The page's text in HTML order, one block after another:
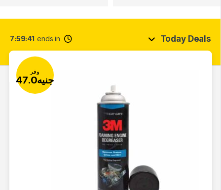
Today Deals
ends in
7 59 40
وفر
جنيه47.0